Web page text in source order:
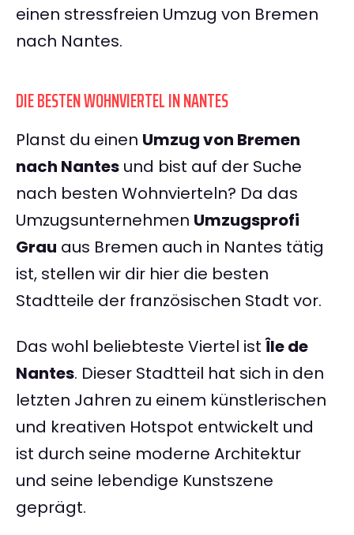
einen stressfreien Umzug von Bremen
nach Nantes.
DIE BESTEN WOHNVIERTEL IN NANTES
Planst du einen Umzug von Bremen
nach Nantes und bist auf der Suche
nach besten Wohnvierteln? Da das
Umzugsunternehmen Umzugsprofi
Grau aus Bremen auch in Nantes tätig
ist, stellen wir dir hier die besten
Stadtteile der französischen Stadt vor.
Das wohl beliebteste Viertel ist Île de
Nantes. Dieser Stadtteil hat sich in den
letzten Jahren zu einem künstlerischen
und kreativen Hotspot entwickelt und
ist durch seine moderne Architektur
und seine lebendige Kunstszene
geprägt.